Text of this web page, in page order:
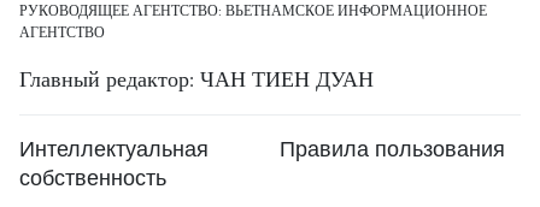
РУКОВОДЯЩЕЕ АГЕНТСТВО: ВЬЕТНАМСКОЕ ИНФОРМАЦИОННОЕ
АГЕНТСТВО
Главный редактор: ЧАН ТИЕН ДУАН
Интеллектуальная
собственность
Правила пользования